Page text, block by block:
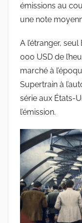
émissions au
une note
A l’étranger,
000 USD de
marché à
Supertrain à
série aux États-
l’émission.